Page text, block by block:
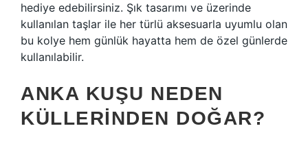
hediye edebilirsiniz. Şık tasarımı ve üzerinde
kullanılan taşlar ile her türlü aksesuarla uyumlu olan
bu kolye hem günlük hayatta hem de özel günlerde
kullanılabilir.
ANKA KUŞU NEDEN
KÜLLERINDEN DOĞAR?